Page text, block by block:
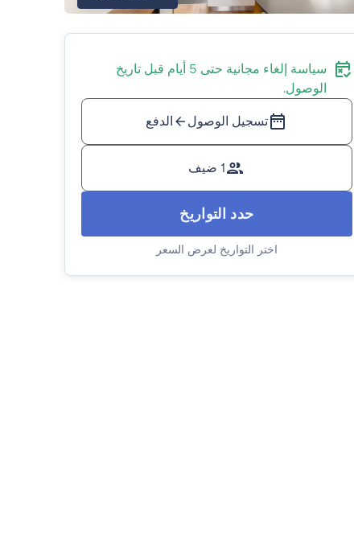
سياسة إلغاء مجانية حتى 5 أيام قبل تاريخ
الوصول.
تسجيل الوصول الدفع
1 ضيف
حدد التواريخ
اختر التواريخ لعرض السعر